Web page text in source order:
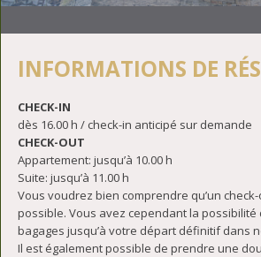
INFORMATIONS DE
CHECK-IN
dès 16.00 h / check-in anticipé sur demande
CHECK-OUT
Appartement: jusqu’à 10.00 h
Suite: jusqu’à 11.00 h
Vous voudrez bien comprendre qu’un
possible. Vous avez cependant la possibilité
bagages jusqu’à votre départ définitif dans
Il est également possible de prendre une